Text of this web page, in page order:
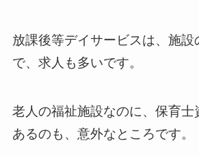
放課後等デイサービスは、施設
で、求人も多いです。
老人の福祉施設なのに、保育士
あるのも、意外なところです。